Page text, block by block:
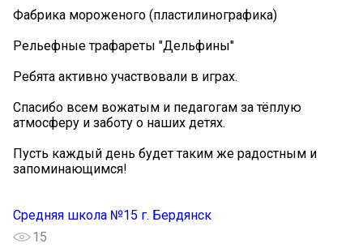
Фабрика мороженого (пластилинографика)
Рельефные трафареты "Дельфины"
Ребята активно участвовали в играх.
Спасибо всем вожатым и педагогам за тёплую
атмосферу и заботу о наших детях.
Пусть каждый день будет таким же радостным и
запоминающимся!
Средняя школа №15 г. Бердянск
15